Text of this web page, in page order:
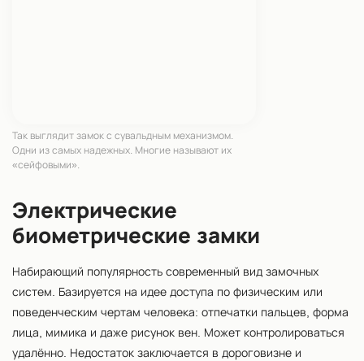
Так выглядит замок с сувальдным механизмом.
Одни из самых надежных. Многие называют их
«сейфовыми».
Электрические
биометрические замки
Набирающий популярность современный вид замочных
систем. Базируется на идее доступа по физическим или
поведенческим чертам человека: отпечатки пальцев, форма
лица, мимика и даже рисунок вен. Может контролироваться
удалённо. Недостаток заключается в дороговизне и